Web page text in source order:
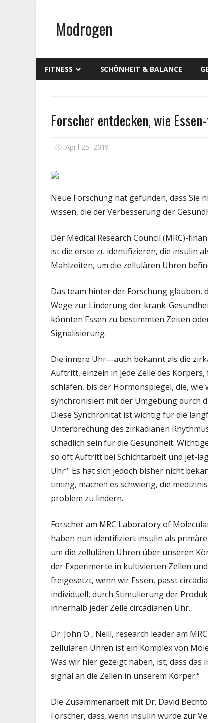
springenModrogen
FITNESS SCHÖNHEIT & BALANCE
Gesundheit
Forscher entdecken, wie
April 25, 2019
Neue Forschung hat gefunden, dass Sie
wissen, die der Verbesserung der
Der Medical Research Council (MRC)-
ist die erste zu identifizieren, die insulin
Mahlzeiten, um die zellulären Uhren
Das team hinter der Forschung glauben,
Wege zur Linderung der krank-
könnten Essen zu bestimmten Zeiten
Signalisierung.
Die innere Uhr—auch bekannt als die
Auftritt, einzeln in jede Zelle des
schlafen, bis der Hormonspiegel, die,
synchronisiert mit der Umgebung durch
Diese Synchronität ist wichtig für die
Unterbrechung des zirkadianen
schädlich sein für die Gesundheit.
so oft Auftritt bei Schichtarbeit und jet-
Uhr“. Es hat sich jedoch bisher nicht
timing, machen es schwierig, die
problem zu lindern.
Forscher am MRC Laboratory of
haben nun identifiziert insulin als
um die zellulären Uhren über unseren
der Experimente in kultivierten Zellen
freigesetzt, wenn wir Essen, passt
individuell, durch Stimulierung der
innerhalb jeder Zelle circadianen Uhr.
Dr. John O ‚ Neill, research leader am
zellulären Uhren ist ein Komplex von
Was wir hier gezeigt haben, ist, dass
signal an die Zellen in unserem Körper.“
Die Zusammenarbeit mit Dr. David
Forscher, dass, wenn insulin wurde zur